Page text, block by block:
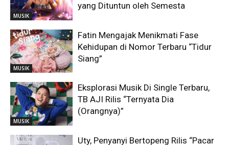
MUSIK
yang Dituntun oleh Semesta
MUSIK
Fatin Mengajak Menikmati Fase
Kehidupan di Nomor Terbaru “Tidur
Siang”
MUSIK
Eksplorasi Musik Di Single Terbaru,
TB AJI Rilis “Ternyata Dia
(Orangnya)”
Uty, Penyanyi Bertopeng Rilis “Pacar